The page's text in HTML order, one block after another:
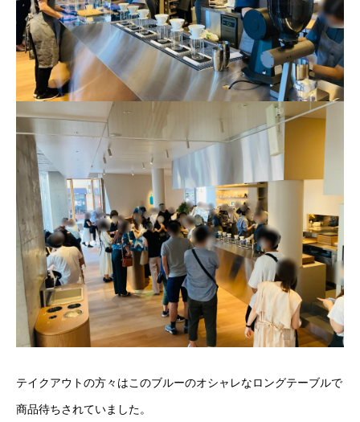
テイクアウトの方々はこのブルーのオシャレなロングテーブルで
商品待ちされていました。